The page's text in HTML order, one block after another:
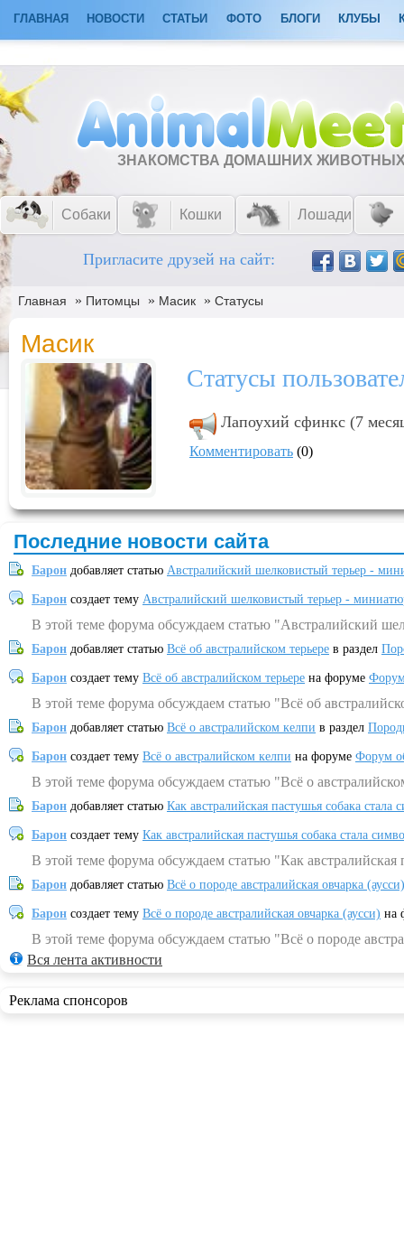
ГЛАВНАЯ НОВОСТИ СТАТЬИ ФОТО БЛОГИ КЛУБЫ
ЗНАКОМСТВА ДОМАШНИХ
Собаки Кошки Лошади
Пригласите друзей на сайт:
Главная » Питомцы » Масик » Статусы
Масик
Статусы
Лапоухий сфинкс (7
Комментировать (0)
Последние новости сайта
Барон добавляет статью Австралийский шелковистый терьер -
Барон создает тему Австралийский шелковистый терьер -
В этой теме форума обсуждаем статью "Австралийский
Барон добавляет статью Всё об австралийском терьере в раздел
Барон создает тему Всё об австралийском терьере на форуме
В этой теме форума обсуждаем статью "Всё об
Барон добавляет статью Всё о австралийском келпи в раздел
Барон создает тему Всё о австралийском келпи на форуме Форум
В этой теме форума обсуждаем статью "Всё о
Барон добавляет статью Как австралийская пастушья собака
Барон создает тему Как австралийская пастушья собака стала
В этой теме форума обсуждаем статью "Как
Барон добавляет статью Всё о породе австралийская овчарка (аусси)
Барон создает тему Всё о породе австралийская овчарка (аусси) на
В этой теме форума обсуждаем статью "Всё о породе
Вся лента активности
Реклама спонсоров